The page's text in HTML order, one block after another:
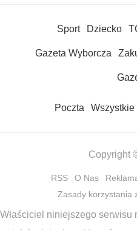
Sport Dziecko
Gazeta Wyborcza
Poczta Wszystkie
Copyright
RSS O Nas
Zasady korzystania
Właściciel niniejszego serwisu